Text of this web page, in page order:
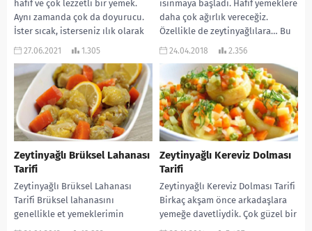
hafif ve çok lezzetli bir yemek.
Aynı zamanda çok da doyurucu.
İster sıcak, isterseniz ılık olarak
tüketebilirsiniz....
27.06.2021 1.305
ısınmaya başladı. Hafif yemeklere
daha çok ağırlık vereceğiz.
Özellikle de zeytinyağlılara… Bu
gün sizlere çok lezzetli...
24.04.2018 2.356
Zeytinyağlı Brüksel Lahanası
Tarifi
Zeytinyağlı Brüksel Lahanası
Tarifi Brüksel lahanasını
genellikle et yemeklerimin
yanına aperatif ve salata olarak
Zeytinyağlı Kereviz Dolması
Tarifi
Zeytinyağlı Kereviz Dolması Tarifi
Birkaç akşam önce arkadaşlara
yemeğe davetliydik. Çok güzel bir
sofra kurmuşlardı… Zeytinyağlı